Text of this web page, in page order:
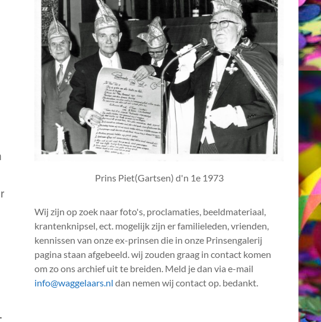
Prins Piet(Gartsen) d'n 1e 1973
Wij zijn op zoek naar foto's, proclamaties, beeldmateriaal,
krantenknipsel, ect. mogelijk zijn er familieleden, vrienden,
kennissen van onze ex-prinsen die in onze Prinsengalerij
pagina staan afgebeeld. wij zouden graag in contact komen
om zo ons archief uit te breiden. Meld je dan via e-mail
info@waggelaars.nl dan nemen wij contact op. bedankt.